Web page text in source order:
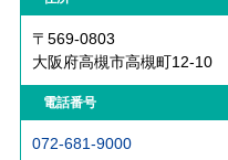
〒569-0803
大阪府高槻市高槻町12-10
電話番号
072-681-9000